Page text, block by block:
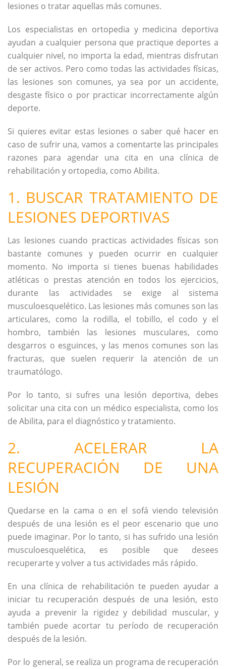
lesiones o tratar aquellas más comunes.
Los especialistas en ortopedia y medicina deportiva
ayudan a cualquier persona que practique deportes a
cualquier nivel, no importa la edad, mientras disfrutan
de ser activos. Pero como todas las actividades físicas,
las lesiones son comunes, ya sea por un accidente,
desgaste físico o por practicar incorrectamente algún
deporte.
Si quieres evitar estas lesiones o saber qué hacer en
caso de sufrir una, vamos a comentarte las principales
razones para agendar una cita en una clínica de
rehabilitación y ortopedia, como Abilita.
1. BUSCAR TRATAMIENTO DE
LESIONES DEPORTIVAS
Las lesiones cuando practicas actividades físicas son
bastante comunes y pueden ocurrir en cualquier
momento. No importa si tienes buenas habilidades
atléticas o prestas atención en todos los ejercicios,
durante las actividades se exige al sistema
musculoesquelético. Las lesiones más comunes son las
articulares, como la rodilla, el tobillo, el codo y el
hombro, también las lesiones musculares, como
desgarros o esguinces, y las menos comunes son las
fracturas, que suelen requerir la atención de un
traumatólogo.
Por lo tanto, si sufres una lesión deportiva, debes
solicitar una cita con un médico especialista, como los
de Abilita, para el diagnóstico y tratamiento.
2. ACELERAR LA
RECUPERACIÓN DE UNA
LESIÓN
Quedarse en la cama o en el sofá viendo televisión
después de una lesión es el peor escenario que uno
puede imaginar. Por lo tanto, si has sufrido una lesión
musculoesquelética, es posible que desees
recuperarte y volver a tus actividades más rápido.
En una clínica de rehabilitación te pueden ayudar a
iniciar tu recuperación después de una lesión, esto
ayuda a prevenir la rigidez y debilidad muscular, y
también puede acortar tu período de recuperación
después de la lesión.
Por lo general, se realiza un programa de recuperación